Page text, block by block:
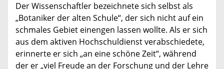
Der Wissenschaftler bezeichnete sich selbst als
„Botaniker der alten Schule“, der sich nicht auf ein
schmales Gebiet einengen lassen wollte. Als er sich
aus dem aktiven Hochschuldienst verabschiedete,
erinnerte er sich „an eine schöne Zeit“, während
der er „viel Freude an der Forschung und der Lehre